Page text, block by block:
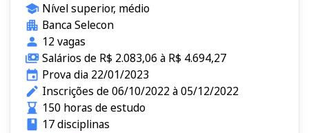
Nível superior, médio
Banca Selecon
12 vagas
Salários de R$ 2.083,06 à R$ 4.694,27
Prova dia 22/01/2023
Inscrições de 06/10/2022 à 05/12/2022
150 horas de estudo
17 disciplinas